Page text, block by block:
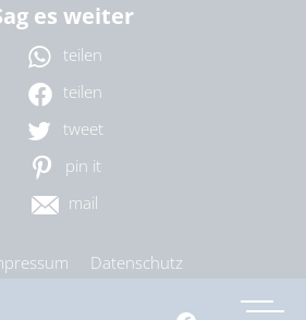
es weiter
teilen
teilen
tweet
pin it
mail
Datenschutz